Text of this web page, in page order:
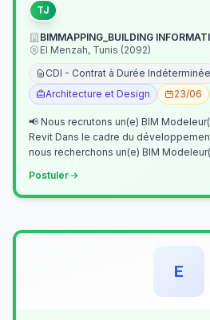
TJ
BIMMAPPING_BUILDING
El Menzah, Tunis (2092)
CDI - Contrat à Durée Indéterminée
Architecture et Design
23/06
📢 Nous recrutons un(e) BIM
Revit Dans le cadre du développement de nos activités BIM,
nous recherchons un(e) BIM
Postuler
E